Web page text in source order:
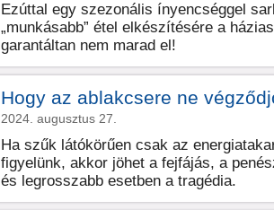
Ezúttal egy szezonális ínyencséggel
„munkásabb” étel elkészítésére a
garantáltan nem marad el!
Hogy az ablakcsere ne
2024. augusztus 27.
Ha szűk látókörűen csak az
figyelünk, akkor jöhet a fejfájás, a
és legrosszabb esetben a tragédia.